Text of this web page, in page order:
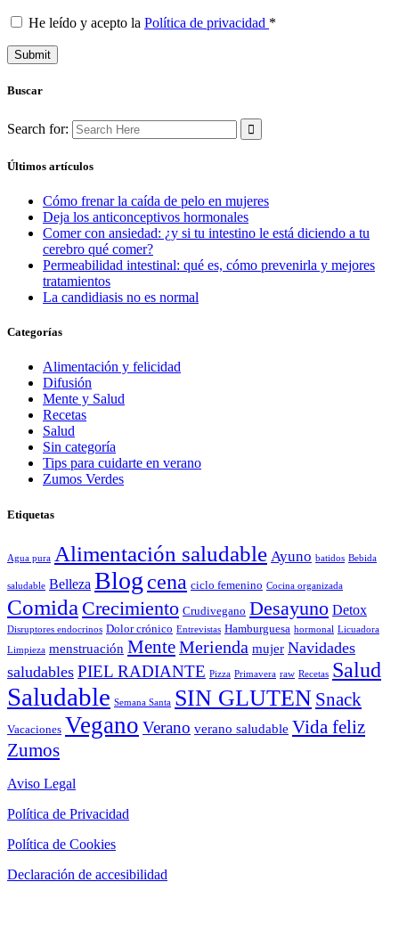
He leído y acepto la Política de privacidad *
Buscar
Search for:
Últimos artículos
Cómo frenar la caída de pelo en mujeres
Deja los anticonceptivos hormonales
Comer con ansiedad: ¿y si tu intestino le está diciendo a tu
cerebro qué comer?
Permeabilidad intestinal: qué es, cómo prevenirla y mejores
tratamientos
La candidiasis no es normal
Categorías
Alimentación y felicidad
Difusión
Mente y Salud
Recetas
Salud
Sin categoría
Tips para cuidarte en verano
Zumos Verdes
Etiquetas
Agua pura Alimentación saludable Ayuno batidos Bebida
saludable Belleza Blog cena ciclo femenino Cocina organizada
Comida Crecimiento Crudivegano Desayuno Detox
Disruptores endocrinos Dolor crónico Entrevistas Hamburguesa hormonal Licuadora
Limpieza menstruación MenteMerienda mujer Navidades
saludables PIEL RADIANTE Pizza Primavera raw Recetas Salud
Saludable Semana Santa SIN GLUTEN Snack
Vacaciones Vegano Verano verano saludable Vida feliz
Zumos
Aviso Legal
Política de Privacidad
Política de Cookies
Declaración de accesibilidad